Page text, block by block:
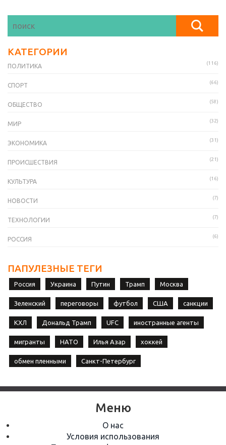
КАТЕГОРИИ
ПОЛИТИКА (116)
СПОРТ (66)
ОБЩЕСТВО (58)
МИР (32)
ЭКОНОМИКА (31)
ПРОИСШЕСТВИЯ (21)
КУЛЬТУРА (16)
НОВОСТИ (7)
ТЕХНОЛОГИИ (7)
РОССИЯ (6)
ПАПУЛЕЗНЫЕ ТЕГИ
Россия Украина Путин Трамп Москва
Зеленский переговоры футбол США санкции
КХЛ Дональд Трамп UFC иностранные агенты
мигранты НАТО Илья Азар хоккей
обмен пленными Санкт-Петербург
Меню
О нас
Условия использования